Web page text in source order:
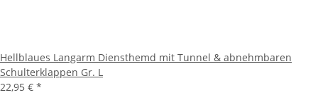
Hellblaues Langarm Diensthemd mit Tunnel & abnehmbaren
Schulterklappen Gr. L
22,95 € *